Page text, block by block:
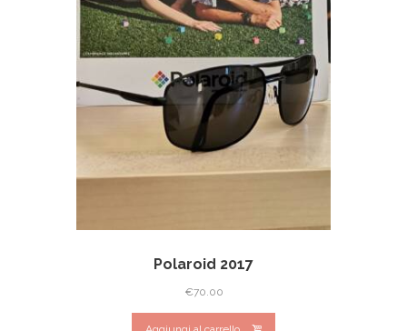
Polaroid 2017
€70.00